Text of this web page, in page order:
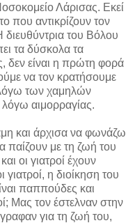
Λάρισας. Εκεί
που αντικρίζουν τον
διευθύντρια του Βόλου
τα δύσκολα τα
δεν είναι η πρώτη φορά
να τον κρατήσουμε
λόγω των χαμηλών
αιμορραγίας.
και άρχισα να φωνάζω
παίζουν με τη ζωή του
οι γιατροί έχουν
γιατροί, η διοίκηση του
παππούδες και
Μας τον έστελναν στην
για τη ζωή του,